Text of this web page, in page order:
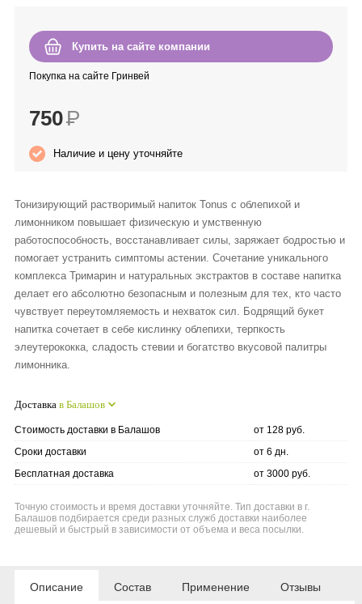
Intilia
Enjoy Care
Купить на сайте компании
Покупка на сайте Гринвей
750Р
Наличие и цену уточняйте
Тонизирующий растворимый напиток Tonus с облепихой и
лимонником повышает физическую и умственную
работоспособность, восстанавливает силы, заряжает бодростью и
помогает устранить симптомы астении. Сочетание уникального
комплекса Тримарин и натуральных экстрактов в составе напитка
делает его абсолютно безопасным и полезным для тех, кто часто
чувствует переутомляемость и нехваток сил. Бодрящий букет
напитка сочетает в себе кислинку облепихи, терпкость
элеутерококка, сладость стевии и богатство вкусовой палитры
лимонника.
Доставка в Балашов
Стоимость доставки в Балашов
от 128 руб.
Сроки доставки
от 6 дн.
Бесплатная доставка
от 3000 руб.
Точную стоимость и время доставки уточняйте. Тип доставки в г.
Балашов подбирается среди разных служб доставки наиболее
дешевый и быстрый в зависимости от объема и веса посылки.
Описание Состав Применение Отзывы